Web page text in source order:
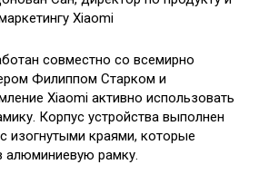
Xiaomi
совместно со всемирно
Филиппом Старком и
Xiaomi активно использовать
Корпус устройства выполнен
изогнутыми краями, которые
алюминиевую рамку.